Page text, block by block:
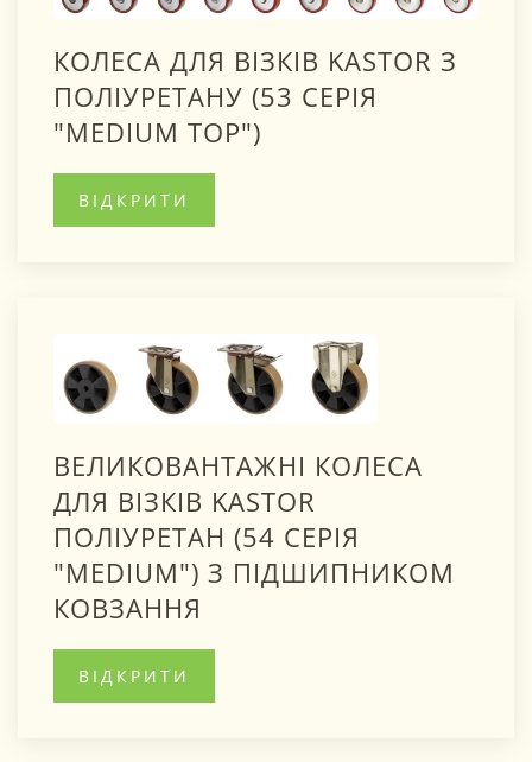
КОЛЕСА ДЛЯ ВІЗКІВ KASTOR З
ПОЛІУРЕТАНУ (53 СЕРІЯ
"MEDIUM TOP")
ВІДКРИТИ
ВЕЛИКОВАНТАЖНІ КОЛЕСА
ДЛЯ ВІЗКІВ KASTOR
ПОЛІУРЕТАН (54 СЕРІЯ
"MEDIUM") З ПІДШИПНИКОМ
КОВЗАННЯ
ВІДКРИТИ